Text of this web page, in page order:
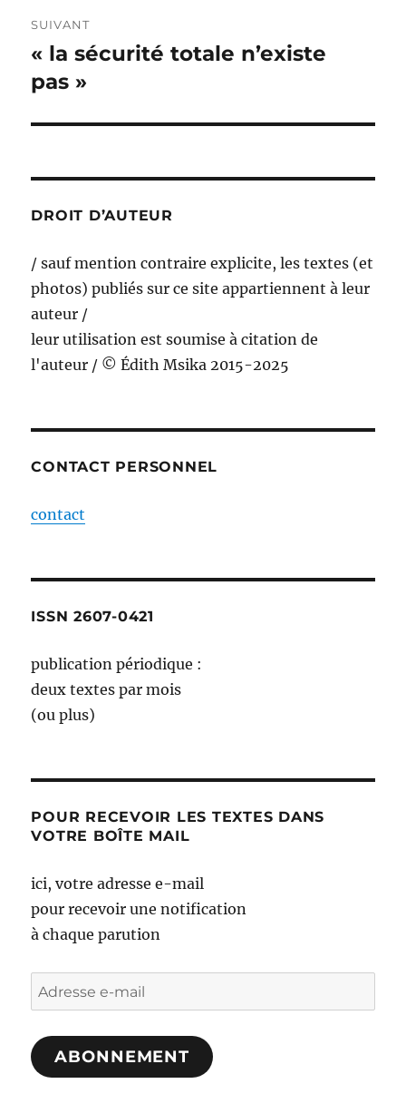
SUIVANT
Publication
suivante :
« la sécurité totale n’existe
pas »
DROIT D’AUTEUR
/ sauf mention contraire explicite, les textes (et
photos) publiés sur ce site appartiennent à leur
auteur /
leur utilisation est soumise à citation de
l'auteur / © Édith Msika 2015-2025
CONTACT PERSONNEL
contact
ISSN 2607-0421
publication périodique :
deux textes par mois
(ou plus)
POUR RECEVOIR LES TEXTES DANS
VOTRE BOÎTE MAIL
ici, votre adresse e-mail
pour recevoir une notification
à chaque parution
Adresse
e-
mail
ABONNEMENT